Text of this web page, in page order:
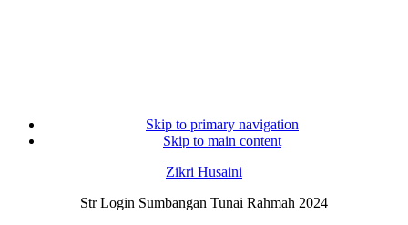
Skip to primary navigation
Skip to main content
Zikri Husaini
Str Login Sumbangan Tunai Rahmah 2024